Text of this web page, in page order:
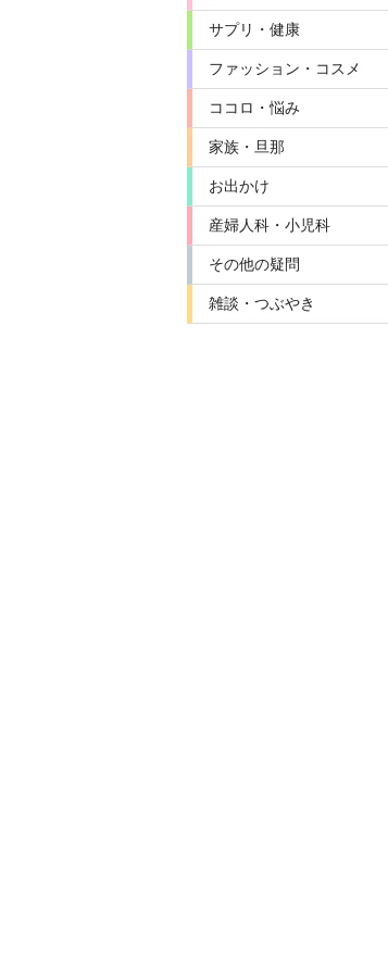
サプリ・健康
ファッション・コスメ
ココロ・悩み
家族・旦那
お出かけ
産婦人科・小児科
その他の疑問
雑談・つぶやき